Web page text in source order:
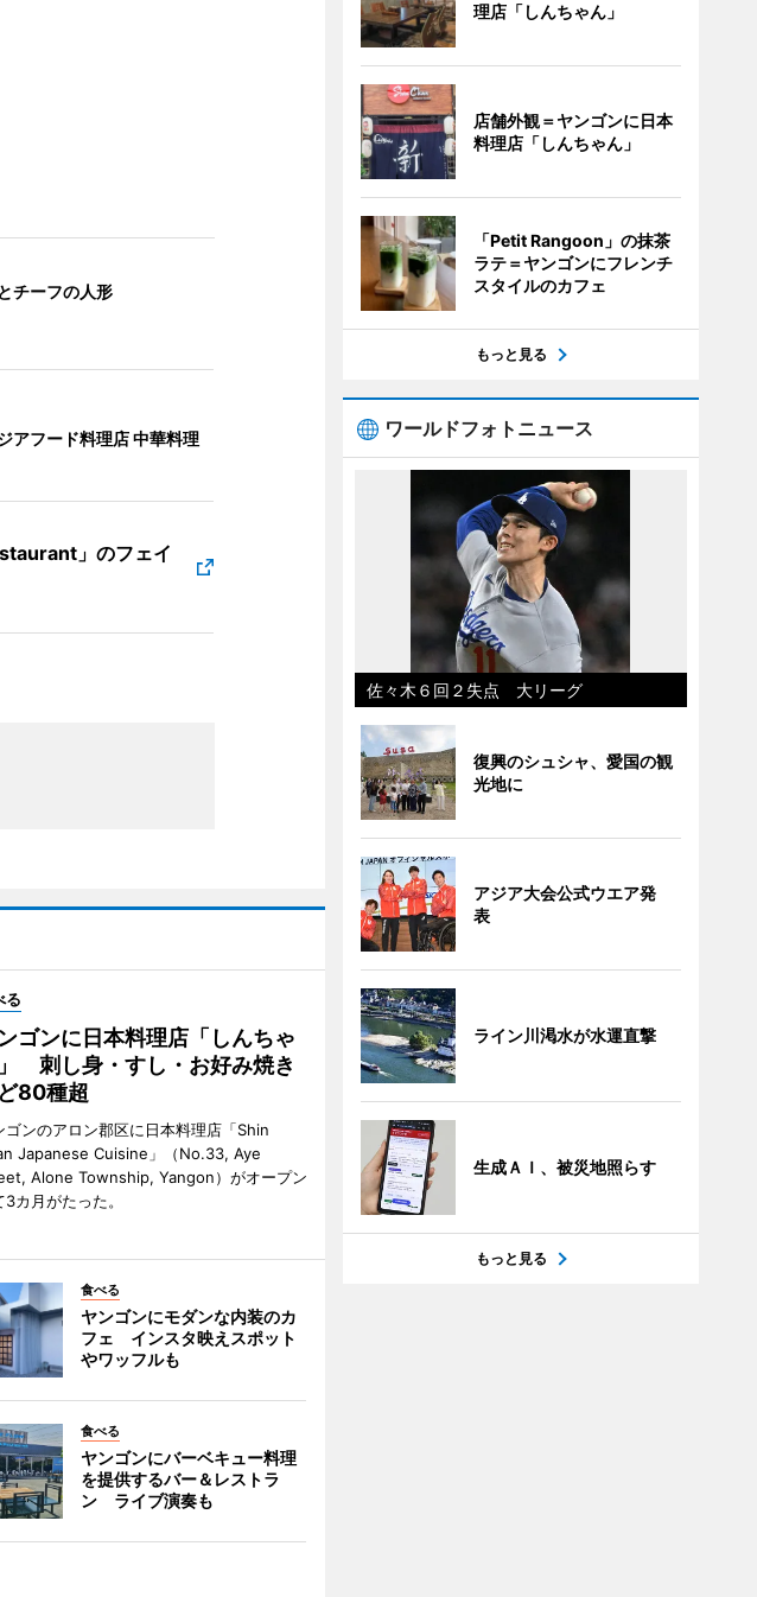
チーフの人形
アフード料理店 中華料理
」のフェイ
る
ゴンに日本料理店「しんちゃ
刺し身・すし・お好み焼き
80種超
ゴンのアロン郡区に日本料理店「Shin
Japanese Cuisine」（No.33, Aye
Alone Township, Yangon）がオープン
3カ月がたった。
食べる
ヤンゴンにモダンな内装のカ
フェ インスタ映えスポット
やワッフルも
食べる
ヤンゴンにバーベキュー料理
を提供するバー＆レストラ
ン ライブ演奏も
理店「しんちゃん」
店舗外観＝ヤンゴンに日本
料理店「しんちゃん」
「Petit Rangoon」の抹茶
ラテ＝ヤンゴンにフレンチ
スタイルのカフェ
もっと見る
ワールドフォトニュース
佐々木６回２失点 大リーグ
復興のシュシャ、愛国の観
光地に
アジア大会公式ウエア発
表
ライン川渇水が水運直撃
生成ＡＩ、被災地照らす
もっと見る